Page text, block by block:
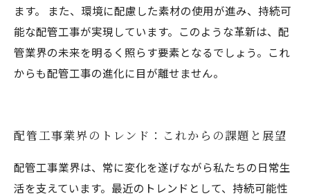
ます。 また、環境に配慮した素材の使用が進み、持続可
能な配管工事が実現しています。このような革新は、配
管業界の未来を明るく照らす要素となるでしょう。これ
からも配管工事の進化に目が離せません。
配管工事業界のトレンド：これからの課題と展望
配管工事業界は、常に変化を遂げながら私たちの日常生
活を支えています。最近のトレンドとして、持続可能性